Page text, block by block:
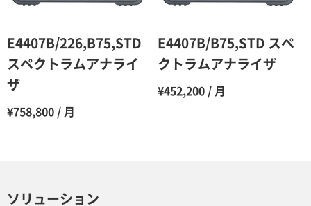
E4407B/226,B75,STD
スペクトラムアナライ
ザ
¥758,800 / 月
E4407B/B75,STD スペ
クトラムアナライザ
¥452,200 / 月
ソリューション